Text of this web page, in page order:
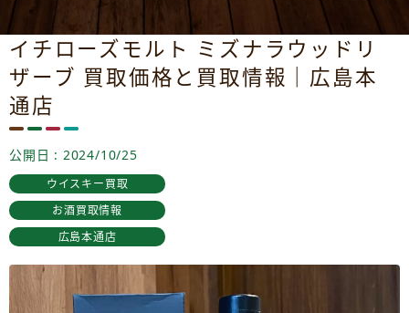
イチローズモルト ミズナラウッドリ
ザーブ 買取価格と買取情報｜広島本
通店
公開日 : 2024/10/25
ウイスキー買取
お酒買取情報
広島本通店